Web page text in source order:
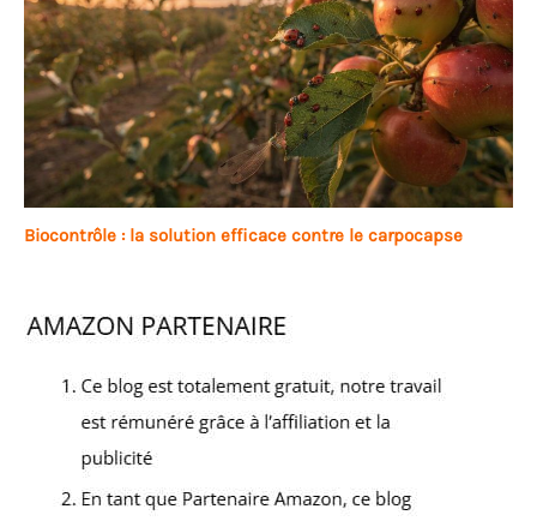
Biocontrôle : la solution efficace contre le carpocapse